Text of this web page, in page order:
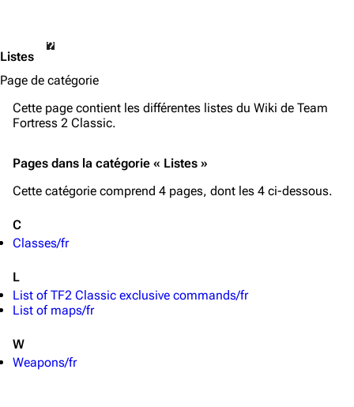
Listes
Page de catégorie
Cette page contient les différentes listes du Wiki de Team
Fortress 2 Classic.
Pages dans la catégorie « Listes »
Cette catégorie comprend 4 pages, dont les 4 ci-dessous.
C
Classes/fr
L
List of TF2 Classic exclusive commands/fr
List of maps/fr
W
Weapons/fr